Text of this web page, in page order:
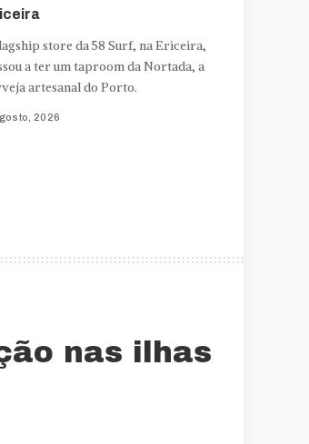
store da 58 Surf, na Ericeira,
a ter um taproom da Nortada, a
artesanal do Porto.
2026
nas ilhas